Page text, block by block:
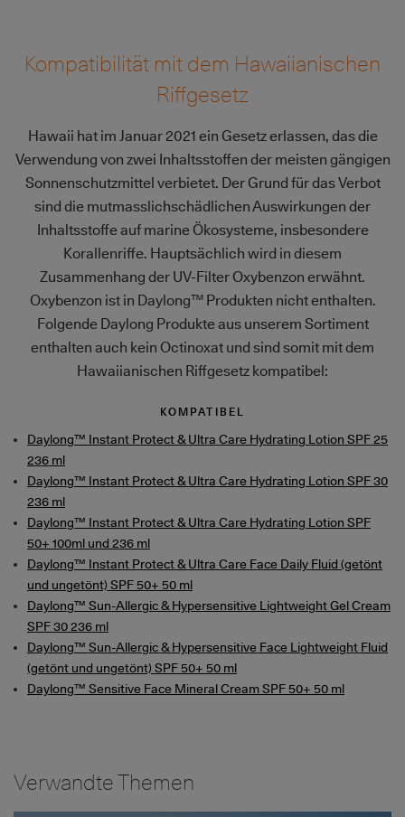
Kompatibilität mit dem Hawaiianischen
Riffgesetz
Hawaii hat im Januar 2021 ein Gesetz erlassen, das die
Verwendung von zwei Inhaltsstoffen der meisten gängigen
Sonnenschutzmittel verbietet. Der Grund für das Verbot
sind die mutmasslichschädlichen Auswirkungen der
Inhaltsstoffe auf marine Ökosysteme, insbesondere
Korallenriffe. Hauptsächlich wird in diesem
Zusammenhang der UV-Filter Oxybenzon erwähnt.
Oxybenzon ist in Daylong™ Produkten nicht enthalten.
Folgende Daylong Produkte aus unserem Sortiment
enthalten auch kein Octinoxat und sind somit mit dem
Hawaiianischen Riffgesetz kompatibel:
KOMPATIBEL
Daylong™ Instant Protect & Ultra Care Hydrating Lotion SPF 25
236 ml
Daylong™ Instant Protect & Ultra Care Hydrating Lotion SPF 30
236 ml
Daylong™ Instant Protect & Ultra Care Hydrating Lotion SPF
50+ 100ml und 236 ml
Daylong™ Instant Protect & Ultra Care Face Daily Fluid (getönt
und ungetönt) SPF 50+ 50 ml
Daylong™ Sun-Allergic & Hypersensitive Lightweight Gel Cream
SPF 30 236 ml
Daylong™ Sun-Allergic & Hypersensitive Face Lightweight Fluid
(getönt und ungetönt) SPF 50+ 50 ml
Daylong™ Sensitive Face Mineral Cream SPF 50+ 50 ml
Verwandte Themen